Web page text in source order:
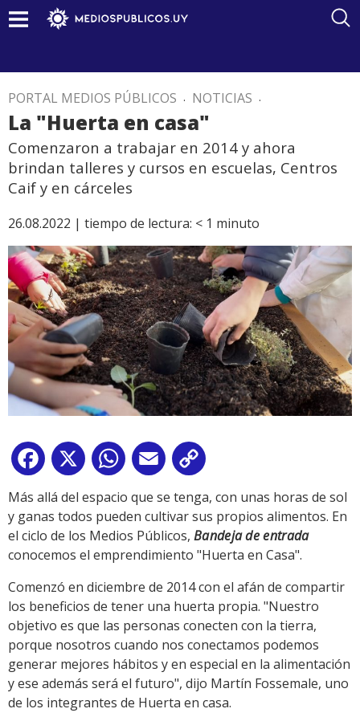
PORTAL MEDIOS PÚBLICOS . NOTICIAS .
La "Huerta en casa"
Comenzaron a trabajar en 2014 y ahora
brindan talleres y cursos en escuelas, Centros
Caif y en cárceles
26.08.2022 | tiempo de lectura: < 1 minuto
Facebook
X WhatsApp
Email
Link
Más allá del espacio que se tenga, con unas horas de sol
y ganas todos pueden cultivar sus propios alimentos. En
el ciclo de los Medios Públicos, Bandeja de entrada
conocemos el emprendimiento "Huerta en Casa".
Comenzó en diciembre de 2014 con el afán de compartir
los beneficios de tener una huerta propia. "Nuestro
objetivo es que las personas conecten con la tierra,
porque nosotros cuando nos conectamos podemos
generar mejores hábitos y en especial en la alimentación
y ese además será el futuro", dijo Martín Fossemale, uno
de los integrantes de Huerta en casa.